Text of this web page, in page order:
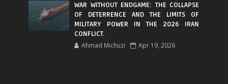
WAR WITHOUT ENDGAME: THE COLLAPSE
OF DETERRENCE AND THE LIMITS OF
MILITARY POWER IN THE 2026 IRAN
CONFLICT.
Ahmad Michuzi Apr 19, 2026